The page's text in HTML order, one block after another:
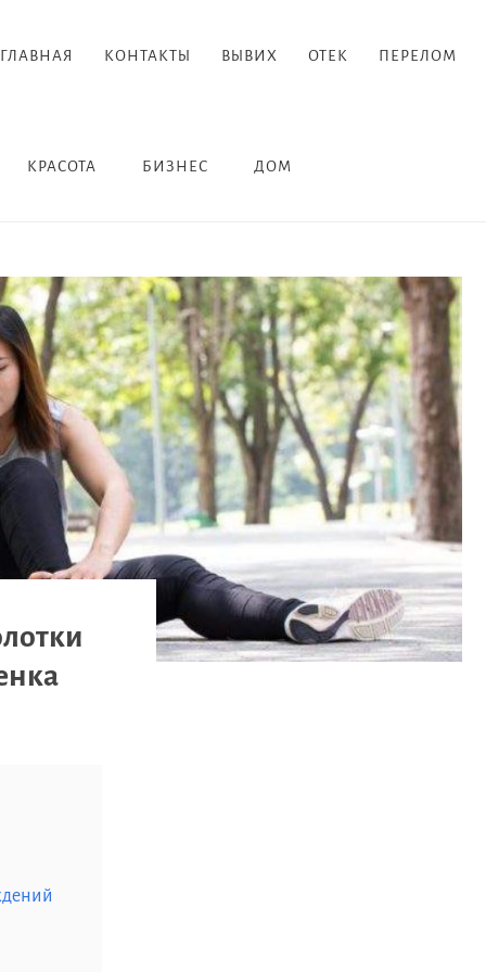
ГЛАВНАЯ КОНТАКТЫ ВЫВИХ ОТЕК ПЕРЕЛОМ
КРАСОТА БИЗНЕС ДОМ